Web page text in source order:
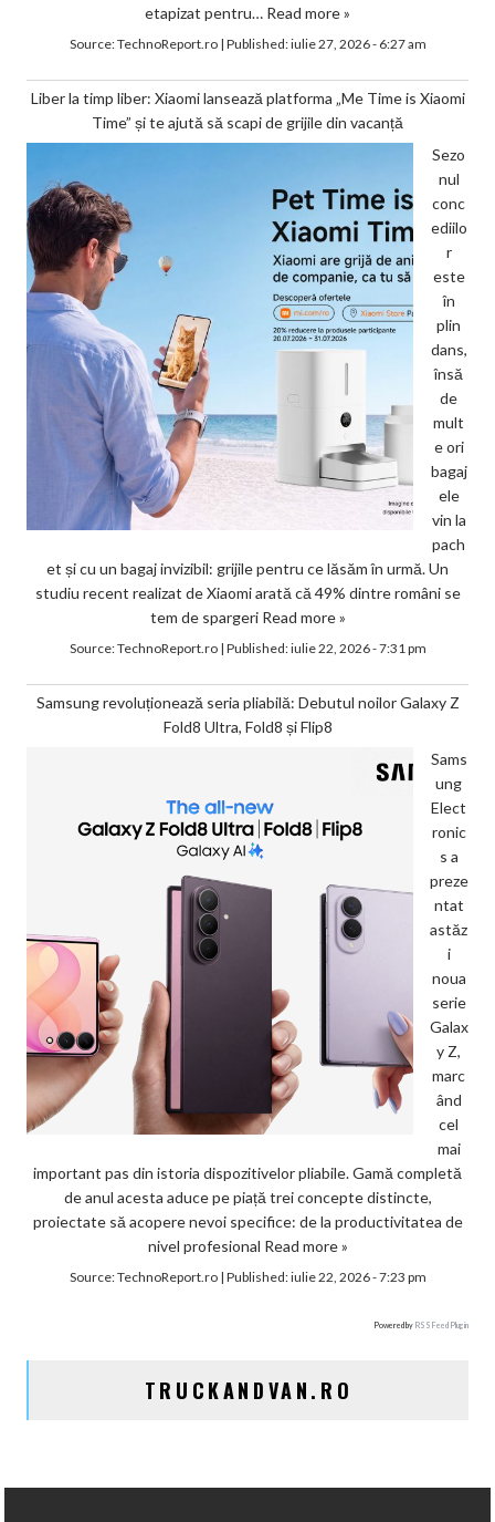
etapizat pentru… Read more »
Source:TechnoReport.ro| Published:iulie 27, 2026 - 6:27 am
Liber la timp liber: Xiaomi lansează platforma „Me Time is Xiaomi
Time” și te ajută să scapi de grijile din vacanță
Sezo
nul
conc
ediilo
r
este
în
plin
dans,
însă
de
mult
e ori
bagaj
ele
vin la
pach
et și cu un bagaj invizibil: grijile pentru ce lăsăm în urmă. Un
studiu recent realizat de Xiaomi arată că 49% dintre români se
tem de spargeri Read more »
Source:TechnoReport.ro| Published:iulie 22, 2026 - 7:31 pm
Samsung revoluționează seria pliabilă: Debutul noilor Galaxy Z
Fold8 Ultra, Fold8 și Flip8
Sams
ung
Elect
ronic
s a
preze
ntat
astăz
i
noua
serie
Galax
y Z,
marc
ând
cel
mai
important pas din istoria dispozitivelor pliabile. Gamă completă
de anul acesta aduce pe piață trei concepte distincte,
proiectate să acopere nevoi specifice: de la productivitatea de
nivel profesional Read more »
Source:TechnoReport.ro| Published:iulie 22, 2026 - 7:23 pm
Powered by RSS Feed Plugin
TRUCKANDVAN.RO